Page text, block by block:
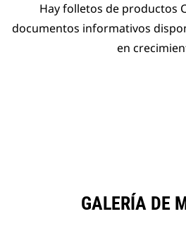
Hay folletos de productos
documentos informativos
en
GALERÍA DE